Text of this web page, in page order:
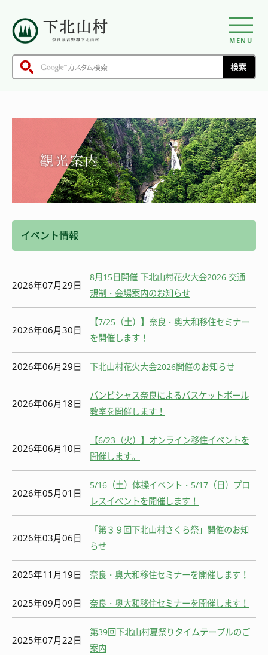
MENU
イベント情報
2026年07月29日
8月15日開催 下北山村花火大会2026 交通
規制・会場案内のお知らせ
2026年06月30日
【7/25（土）】奈良・奥大和移住セミナー
を開催します！
2026年06月29日 下北山村花火大会2026開催のお知らせ
2026年06月18日
バンビシャス奈良によるバスケットボール
教室を開催します！
2026年06月10日
【6/23（火）】オンライン移住イベントを
開催します。
2026年05月01日
5/16（土）体操イベント・5/17（日）プロ
レスイベントを開催します！
2026年03月06日
「第３９回下北山村さくら祭」開催のお知
らせ
2025年11月19日 奈良・奥大和移住セミナーを開催します！
2025年09月09日 奈良・奥大和移住セミナーを開催します！
2025年07月22日
第39回下北山村夏祭りタイムテーブルのご
案内